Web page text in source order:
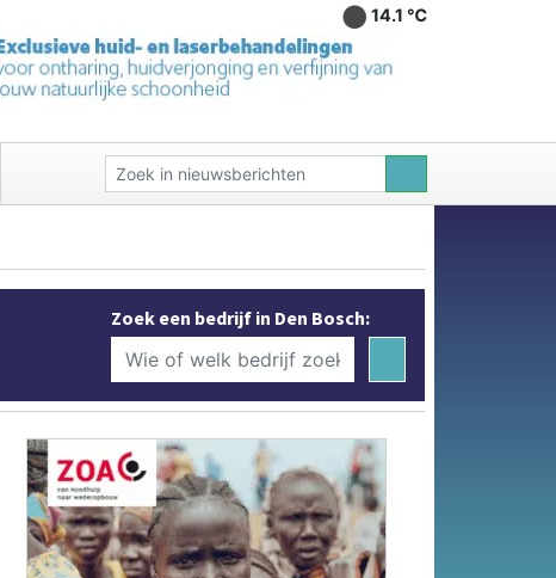
14.1 ℃
Zoek een bedrijf in Den Bosch: